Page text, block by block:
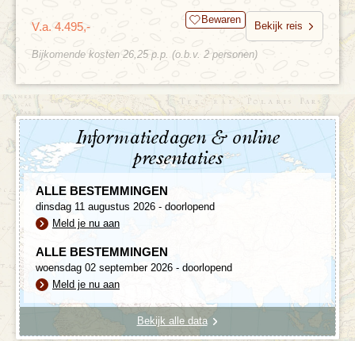
V.a. 4.495,- Bewaren
Bekijk reis
Bijkomende kosten 26,25 p.p. (o.b.v. 2 personen)
Informatiedagen & online
presentaties
ALLE BESTEMMINGEN
dinsdag 11 augustus 2026 - doorlopend
Meld je nu aan
ALLE BESTEMMINGEN
woensdag 02 september 2026 - doorlopend
Meld je nu aan
Bekijk alle data